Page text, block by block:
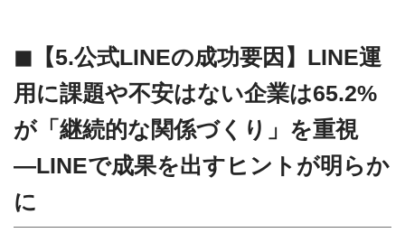
◼︎【5.公式LINEの成功要因】LINE運
用に課題や不安はない企業は65.2%
が「継続的な関係づくり」を重視
―LINEで成果を出すヒントが明らか
に